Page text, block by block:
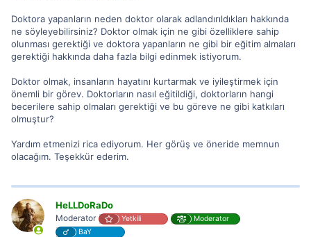
Doktora yapanların neden doktor olarak adlandırıldıkları hakkında
ne söyleyebilirsiniz? Doktor olmak için ne gibi özelliklere sahip
olunması gerektiği ve doktora yapanların ne gibi bir eğitim almaları
gerektiği hakkında daha fazla bilgi edinmek istiyorum.
Doktor olmak, insanların hayatını kurtarmak ve iyileştirmek için
önemli bir görev. Doktorların nasıl eğitildiği, doktorların hangi
becerilere sahip olmaları gerektiği ve bu göreve ne gibi katkıları
olmuştur?
Yardım etmenizi rica ediyorum. Her görüş ve öneride memnun
olacağım. Teşekkür ederim.
HeLLDoRaDo
Moderator Yetkili
Moderator
BaY